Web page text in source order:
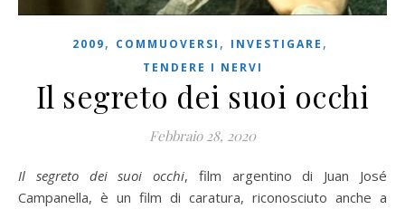
2009, COMMUOVERSI , INVESTIGARE ,
TENDERE I NERVI
Il segreto dei suoi occhi
Febbraio 28, 2020
Il segreto dei suoi occhi, film argentino di Juan José
Campanella, è un film di caratura, riconosciuto anche a